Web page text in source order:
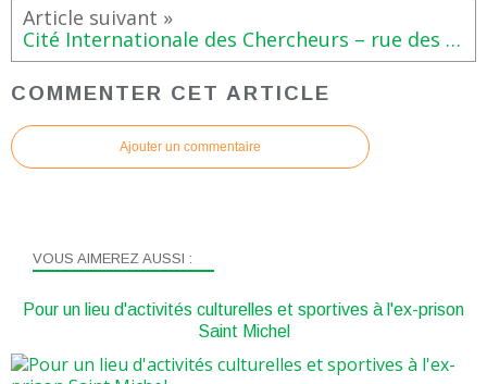
Cité Internationale des Chercheurs – rue des 36 Ponts
COMMENTER CET ARTICLE
Ajouter un commentaire
VOUS AIMEREZ AUSSI :
Pour un lieu d'activités culturelles et sportives à l'ex-prison
Saint Michel